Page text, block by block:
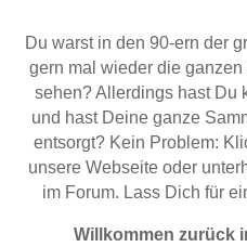
Du warst in den 90-ern der
gern mal wieder die
sehen? Allerdings hast Du
und hast Deine ganze
entsorgt? Kein Problem:
unsere Webseite oder
im Forum. Lass Dich für
Willkommen zurück